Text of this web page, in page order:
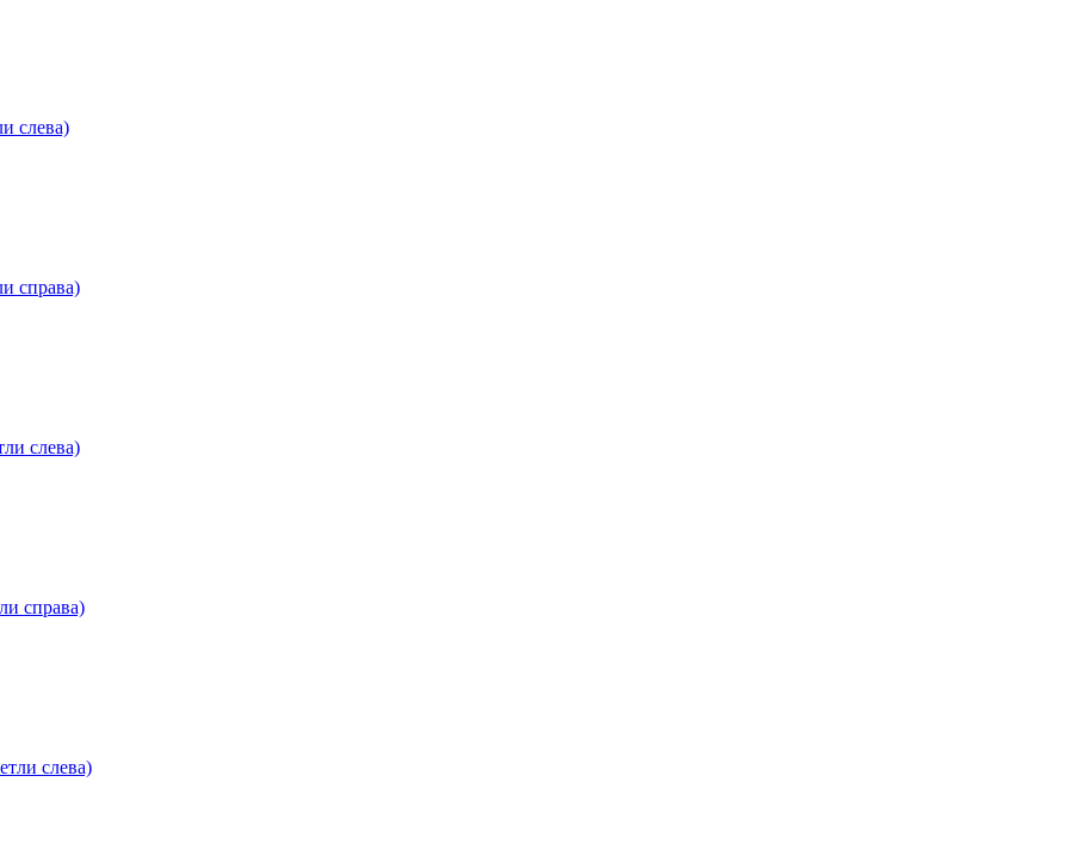
слева)
справа)
слева)
справа)
слева)